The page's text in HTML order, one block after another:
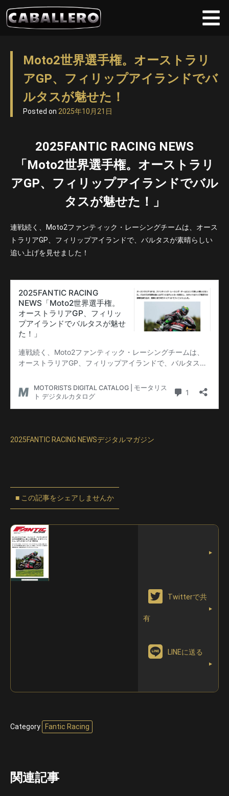
Moto2世界選手権。オーストラリ
アGP、フィリップアイランドでバ
ルタスが魅せた！
Posted on 2025年10月21日
2025FANTIC RACING NEWS
「Moto2世界選手権。オーストラリ
アGP、フィリップアイランドでバル
タスが魅せた！」
連戦続く、Moto2ファンティック・レーシングチームは、オース
トラリアGP、フィリップアイランドで、バルタスが素晴らしい
追い上げを見せました！
2025FANTIC RACING NEWSデジタルマガジン
この記事をシェアしませんか
Facebookに
シェア
Twitterで共
有
LINEに送る
Category Fantic Racing
関連記事